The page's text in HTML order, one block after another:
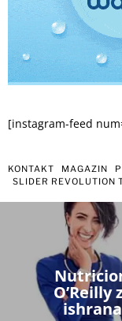
[instagram-feed
KONTAKT MAGAZIN
SLIDER REVOLUTION
O’Reilly